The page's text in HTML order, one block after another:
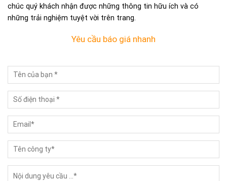
chúc quý khách nhận được những thông tin hữu ích và có
những trải nghiệm tuyệt vời trên trang.
Yêu cầu báo giá nhanh